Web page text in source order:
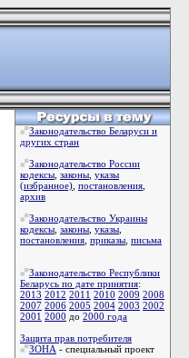
Законодательство Беларуси и
других стран
Законодательство России
кодексы законы указы
(избранное) постановления
архив
Законодательство Украины
кодексы законы указы
постановления приказы письма
Законодательство Республики
Беларусь по дате принятия:
2013 2012 2011 2010 2009 2008
2007 2006 2005 2004 2003 2002
2001 2000 до 2000 года
Защита прав потребителя
ЗОНА - специальный проект